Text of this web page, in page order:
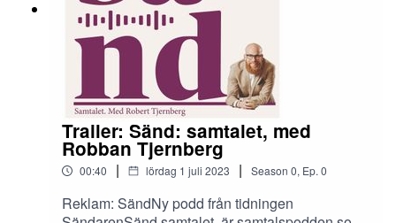
Trailer: Sänd: samtalet, med
Robban Tjernberg
00:40 | lördag 1 juli 2023 | Season 0, Ep. 0
Reklam: SändNy podd från tidningen